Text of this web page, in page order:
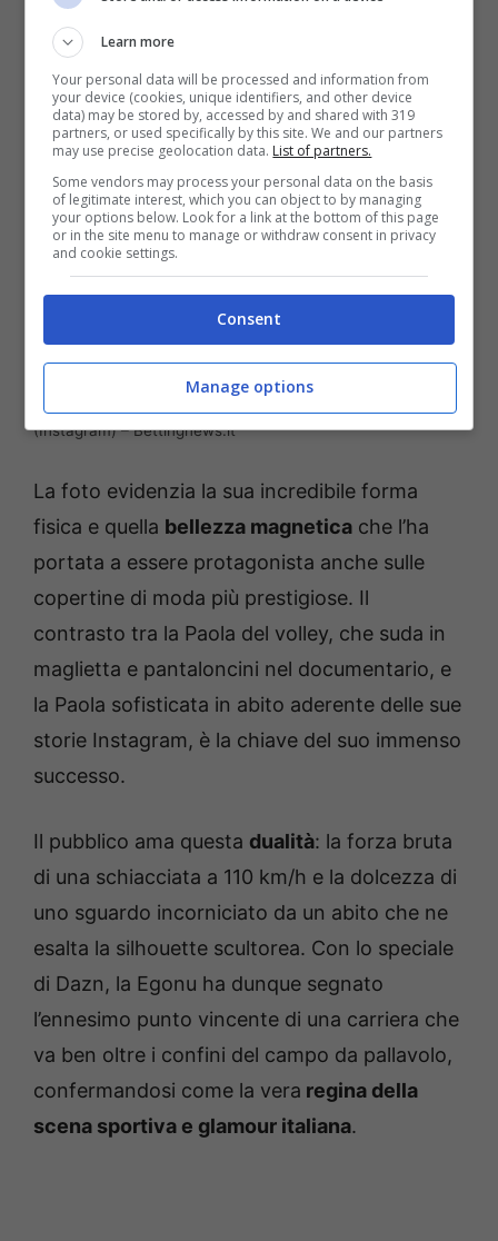
(Instagram) – Bettingnews.it
La foto evidenzia la sua incredibile forma
fisica e quella bellezza magnetica che l’ha
portata a essere protagonista anche sulle
copertine di moda più prestigiose. Il
contrasto tra la Paola del volley, che suda in
maglietta e pantaloncini nel documentario, e
la Paola sofisticata in abito aderente delle sue
storie Instagram, è la chiave del suo immenso
successo.
Il pubblico ama questa dualità: la forza bruta
di una schiacciata a 110 km/h e la dolcezza di
uno sguardo incorniciato da un abito che ne
esalta la silhouette scultorea. Con lo speciale
di Dazn, la Egonu ha dunque segnato
l’ennesimo punto vincente di una carriera che
va ben oltre i confini del campo da pallavolo,
confermandosi come la vera regina della
scena sportiva e glamour italiana.
Learn more
Your personal data will be processed and information from
your device (cookies, unique identifiers, and other device
data) may be stored by, accessed by and shared with 319
partners, or used specifically by this site. We and our partners
may use precise geolocation data. List of partners.
Some vendors may process your personal data on the basis
of legitimate interest, which you can object to by managing
your options below. Look for a link at the bottom of this page
or in the site menu to manage or withdraw consent in privacy
and cookie settings.
Consent
Manage options